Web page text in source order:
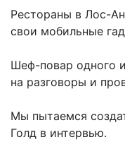
Рестораны в Лос-
свои мобильные
Шеф-повар одного
на разговоры и
Мы пытаемся
Голд в интервью.